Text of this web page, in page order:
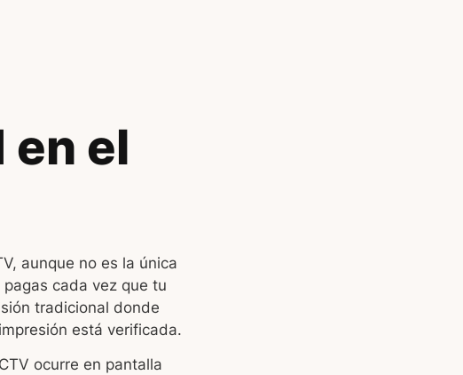
en el
aunque no es la única
cada vez que tu
tradicional donde
está verificada.
ocurre en pantalla